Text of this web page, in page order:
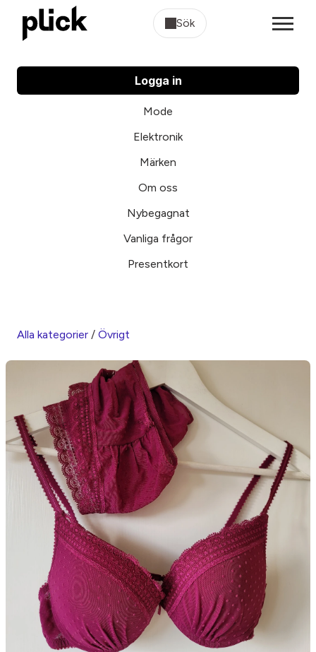
Sök
Logga in
Mode
Elektronik
Märken
Om oss
Nybegagnat
Vanliga frågor
Presentkort
Alla kategorier / Övrigt